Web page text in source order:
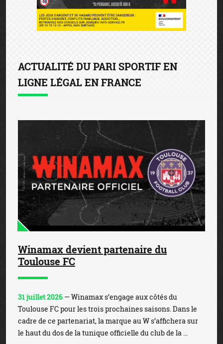
ACTUALITÉ DU PARI SPORTIF EN
LIGNE LÉGAL EN FRANCE
Winamax devient partenaire du
Toulouse FC
31 juillet 2026 — Winamax s’engage aux côtés du
Toulouse FC pour les trois prochaines saisons. Dans le
cadre de ce partenariat, la marque au W s’affichera sur
le haut du dos de la tunique officielle du club de la ...